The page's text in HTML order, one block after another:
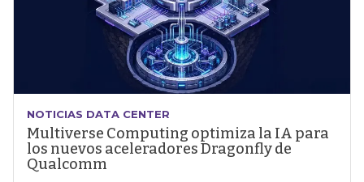
NOTICIAS DATA CENTER
Multiverse Computing optimiza la IA para
los nuevos aceleradores Dragonfly de
Qualcomm